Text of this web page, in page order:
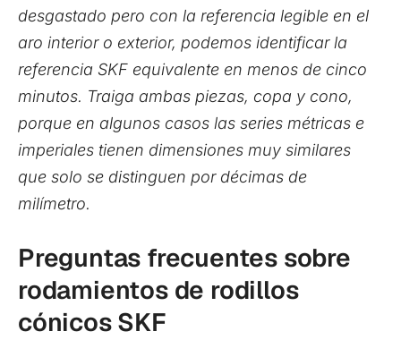
desgastado pero con la referencia legible en el
aro interior o exterior, podemos identificar la
referencia SKF equivalente en menos de cinco
minutos. Traiga ambas piezas, copa y cono,
porque en algunos casos las series métricas e
imperiales tienen dimensiones muy similares
que solo se distinguen por décimas de
milímetro.
Preguntas frecuentes sobre
rodamientos de rodillos
cónicos SKF